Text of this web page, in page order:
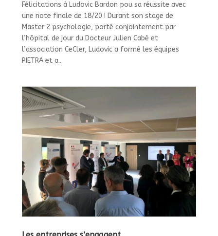
Félicitations à Ludovic Bardon pou sa réussite avec
une note finale de 18/20 ! Durant son stage de
Master 2 psychologie, porté conjointement par
l’hôpital de jour du Docteur Julien Cabé et
l’association CeCler, Ludovic a formé les équipes
PIETRA et a...